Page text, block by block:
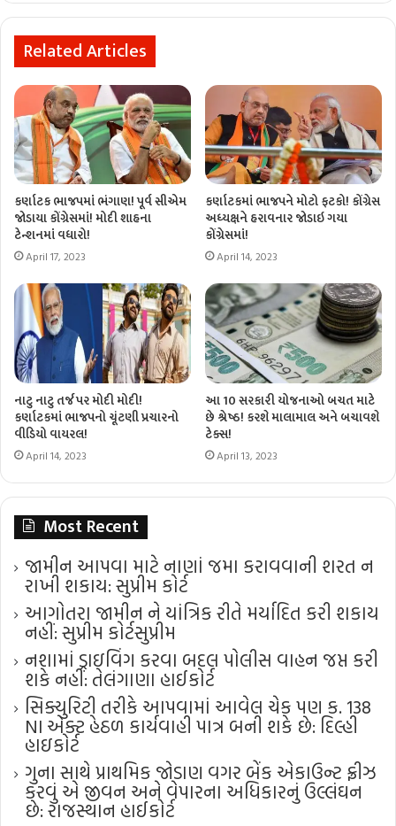
Related Articles
કર્ણાટક ભાજપમાં ભંગાણ! પૂર્વ સીએમ
જોડાયા કોંગ્રેસમાં! મોદી શાહના
ટેન્શનમાં વધારો!
April 17, 2023
કર્ણાટકમાં ભાજપને મોટો ફટકો! કોંગ્રેસ
અધ્યક્ષને હરાવનાર જોડાઇ ગયા
કોંગ્રેસમાં!
April 14, 2023
નાટુ નાટુ તર્જ પર મોદી મોદી!
કર્ણાટકમાં ભાજપનો ચૂંટણી પ્રચારનો
વીડિયો વાયરલ!
April 14, 2023
આ 10 સરકારી યોજનાઓ બચત માટે
છે શ્રેષ્ઠ! કરશે માલામાલ અને બચાવશે
ટેક્સ!
April 13, 2023
Most Recent
જામીન આપવા માટે નાણાં જમા કરાવવાની શરત ન
રાખી શકાય: સુપ્રીમ કોર્ટ
આગોતરા જામીન ને યાંત્રિક રીતે મર્યાદિત કરી શકાય
નહીં: સુપ્રીમ કોર્ટ​સુપ્રીમ
નશામાં ડ્રાઇવિંગ કરવા બદલ પોલીસ વાહન જપ્ત કરી
શકે નહીં: તેલંગાણા હાઈકોર્ટ
સિક્યુરિટી તરીકે આપવામાં આવેલ ચેક પણ ક. 138
NI એક્ટ હેઠળ કાર્યવાહી પાત્ર બની શકે છે: દિલ્હી
હાઇકોર્ટ
ગુના સાથે પ્રાથમિક જોડાણ વગર બેંક એકાઉન્ટ ફ્રીઝ
કરવું એ જીવન અને વેપારના અધિકારનું ઉલ્લંઘન
છે: રાજસ્થાન હાઈકોર્ટ